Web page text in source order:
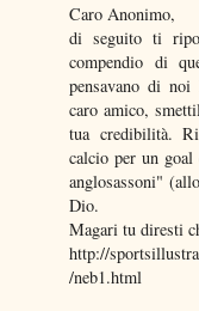
Caro Anonimo,
di seguito ti
compendio di
pensavano di noi
caro amico,
tua credibilità.
calcio per un
anglosassoni"
Dio.
Magari tu diresti
http://
/neb1.html